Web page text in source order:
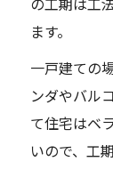
ます。
一戸建ての
ンダやバル
て住宅はベ
いので、工